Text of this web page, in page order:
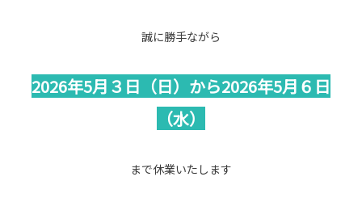
誠に勝手ながら
2026年5月３日（日）から2026年5月６日
（水）
まで休業いたします